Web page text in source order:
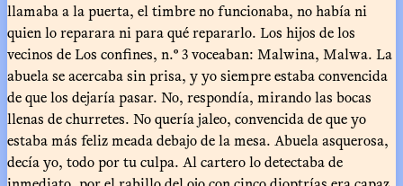
llamaba a la puerta, el timbre no funcionaba, no había ni
quien lo reparara ni para qué repararlo. Los hijos de los
vecinos de Los confines, n.º 3 voceaban: Malwina, Malwa. La
abuela se acercaba sin prisa, y yo siempre estaba convencida
de que los dejaría pasar. No, respondía, mirando las bocas
llenas de churretes. No quería jaleo, convencida de que yo
estaba más feliz meada debajo de la mesa. Abuela asquerosa,
decía yo, todo por tu culpa. Al cartero lo detectaba de